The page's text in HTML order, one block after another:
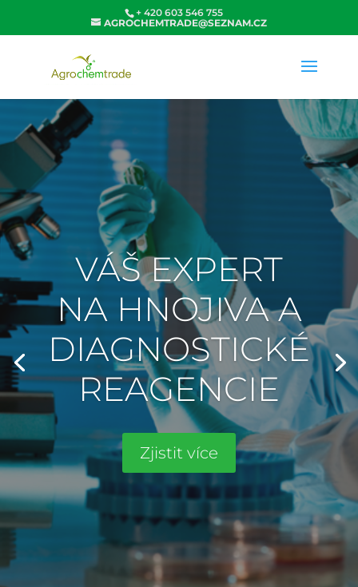
+ 420 603 546 755
AGROCHEMTRADE@SEZNAM.CZ
VÁŠ EXPERT
NA HNOJIVA A
DIAGNOSTICKÉ
REAGENCIE
Zjistit více